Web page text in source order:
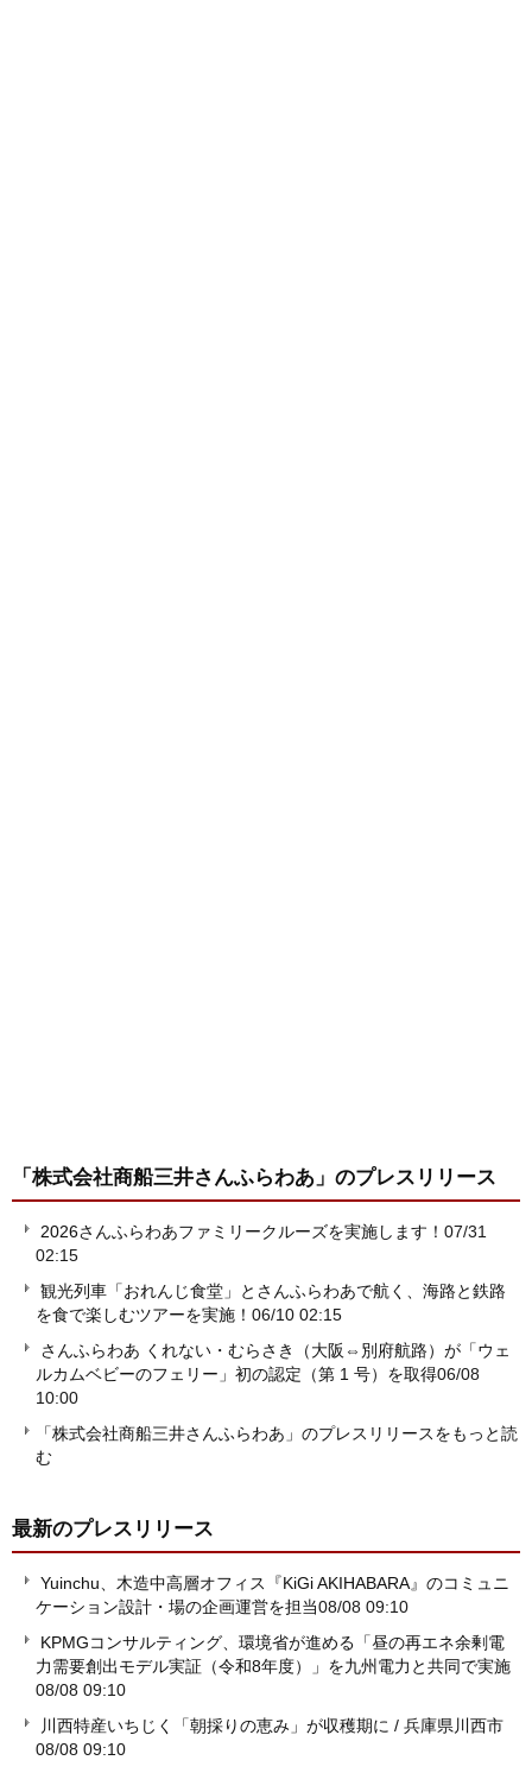
「株式会社商船三井さんふらわあ」 のプレスリリース
2026さんふらわあファミリークルーズを実施します！ 07/31
02:15
観光列車「おれんじ食堂」とさんふらわあで航く、海路と鉄路
を食で楽しむツアーを実施！ 06/10 02:15
さんふらわあ くれない・むらさき（大阪⇔別府航路）が「ウェ
ルカムベビーのフェリー」初の認定（第 1 号）を取得06/08
10:00
「株式会社商船三井さんふらわあ」のプレスリリースをもっと読
む
最新のプレスリリース
Yuinchu、木造中高層オフィス『KiGi AKIHABARA』のコミュニ
ケーション設計・場の企画運営を担当08/08 09:10
KPMGコンサルティング、環境省が進める「昼の再エネ余剰電
力需要創出モデル実証（令和8年度）」を九州電力と共同で実施
08/08 09:10
川西特産いちじく「朝採りの恵み」が収穫期に / 兵庫県川西市
08/08 09:10